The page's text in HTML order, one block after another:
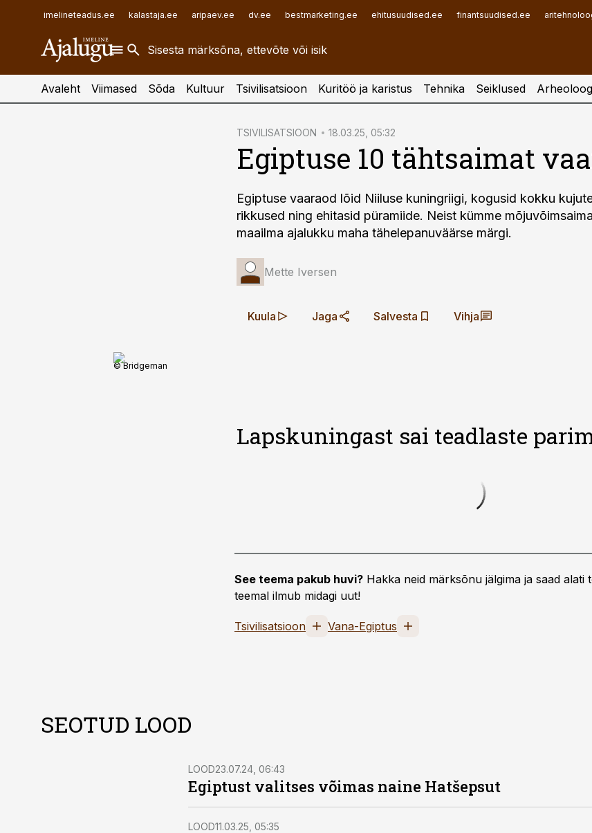
imelineteadus.ee kalastaja.ee aripaev.ee dv.ee bestmarketing.ee ehitusuudised.ee finantsuudised.ee
finantsuudised.ee
aritehnoloogia.ee
toostusuudised.ee
Avaleht Viimased Sõda Kultuur Tsivilisatsioon Kuritöö ja karistus Tehnika Seiklused
TSIVILISATSIOON 18.03.25, 05:32
Egiptuse 10 tähtsaimat
Egiptuse vaaraod lõid Niiluse kuningriigi, kogusid kokku
rikkused ning ehitasid püramiide. Neist kümme
maailma ajalukku maha tähelepanuväärse märgi.
Mette Iversen
Kuula Jaga Salvesta Vihja
© Bridgeman
Lapskuningast sai teadlaste
See teema pakub huvi? Hakka neid märksõnu jälgima ja saad alati
teemal ilmub midagi uut!
Tsivilisatsioon Vana-Egiptus
SEOTUD LOOD
LOOD23.07.24, 06:43
Egiptust valitses võimas naine Hatšepsut
LOOD11.03.25, 05:35